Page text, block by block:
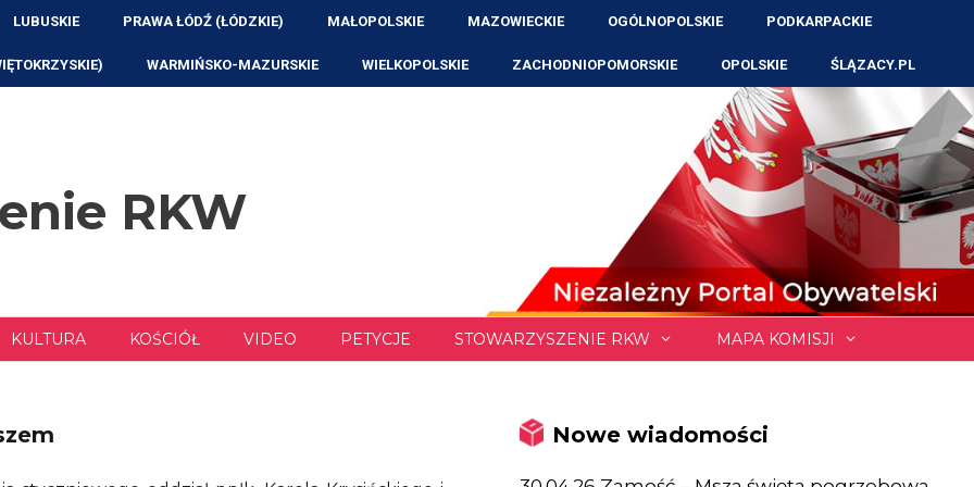
LUBUSKIE PRAWA ŁÓDŹ (ŁÓDZKIE) MAŁOPOLSKIE MAZOWIECKIE OGÓLNOPOLSKIE PODKARPACKIE
WARMIŃSKO-MAZURSKIE WIELKOPOLSKIE ZACHODNIOPOMORSKIE OPOLSKIE ŚLĄZACY.PL
RKW
KULTURA KOŚCIÓŁ VIDEO PETYCJE STOWARZYSZENIE RKW MAPA KOMISJI
Nowe wiadomości